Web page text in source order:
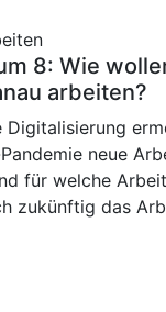
8: Wie
arbeiten?
Digitalisierung
neue
für welche
zukünftig das